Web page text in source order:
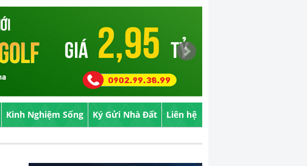
Kinh Nghiệm Sống Ký Gửi Nhà Đất Liên hệ